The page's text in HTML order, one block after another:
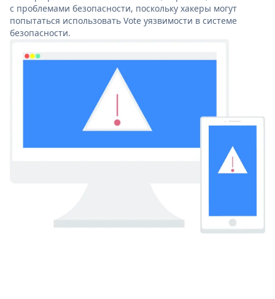
с проблемами безопасности, поскольку хакеры могут
попытаться использовать Vote уязвимости в системе
безопасности.